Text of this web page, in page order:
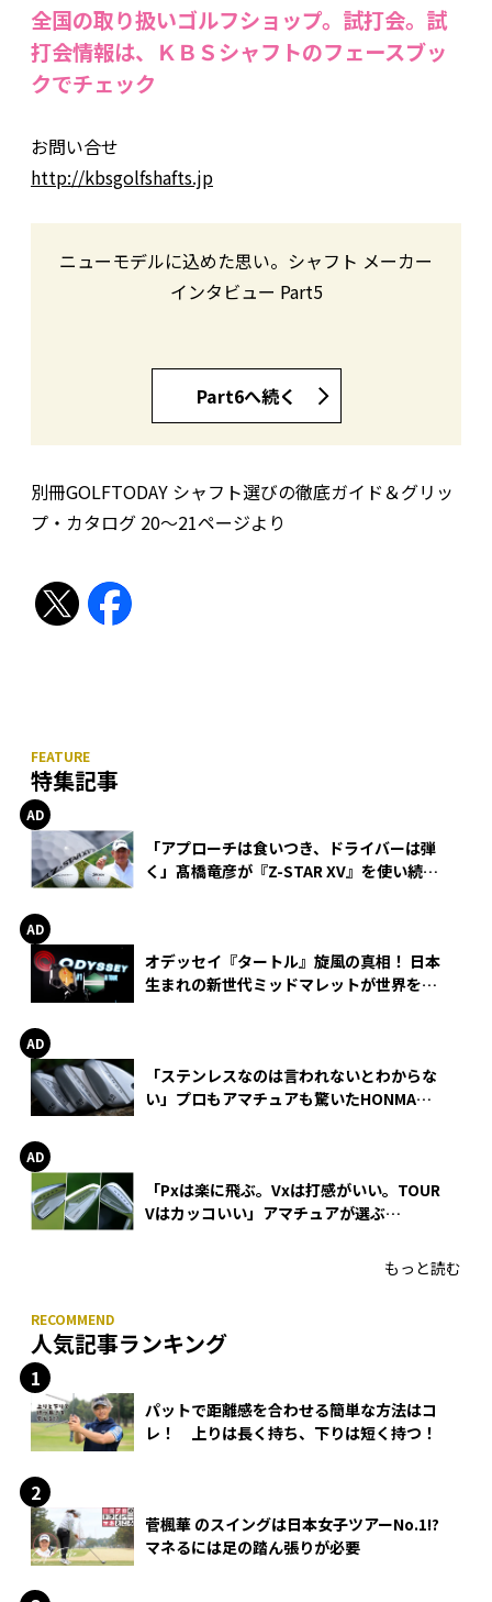
全国の取り扱いゴルフショップ。試打会。試
打会情報は、ＫＢＳシャフトのフェースブッ
クでチェック
お問い合せ
http://kbsgolfshafts.jp
ニューモデルに込めた思い。シャフト メーカー
インタビュー Part5
Part6へ続く
別冊GOLFTODAY シャフト選びの徹底ガイド＆グリッ
プ・カタログ 20〜21ページより
特集記事
「アプローチは食いつき、ドライバーは弾
く」髙橋竜彦が『Z-STAR XV』を使い続け
オデッセイ『タートル』旋風の真相！ 日本
生まれの新世代ミッドマレットが世界を席
「ステンレスなのは言われないとわからな
い」プロもアマチュアも驚いたHONMA
「Pxは楽に飛ぶ。Vxは打感がいい。TOUR
Vはカッコいい」アマチュアが選ぶ
もっと読む
人気記事ランキング
パットで距離感を合わせる簡単な方法はコ
レ！ 上りは長く持ち、下りは短く持つ！
菅楓華 のスイングは日本女子ツアーNo.1!?
マネるには足の踏ん張りが必要